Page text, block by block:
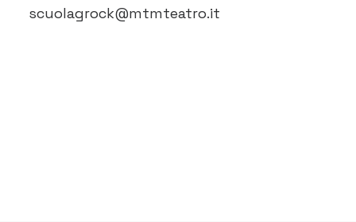
scuolagrock@mtmteatro.it